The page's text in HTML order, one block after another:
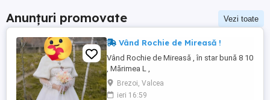
Anunțuri promovate Vezi toate
Vând Rochie de Mireasă !
Vând Rochie de Mireasă , în star bună 8 10
, Mărimea L ,
Brezoi, Valcea
ieri 16:59